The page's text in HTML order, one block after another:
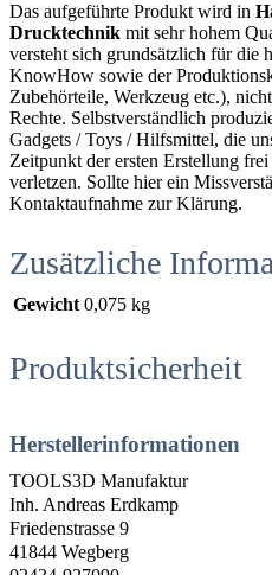
Das aufgeführte Produkt wird in
Drucktechnik mit sehr hohem
versteht sich grundsätzlich für die
KnowHow sowie der
Zubehörteile, Werkzeug etc.),
Rechte. Selbstverständlich
Gadgets / Toys / Hilfsmittel, die
Zeitpunkt der ersten Erstellung
verletzen. Sollte hier ein
Kontaktaufnahme zur Klärung.
Zusätzliche
Gewicht 0,075 kg
Produktsicherheit
Herstellerinformationen
TOOLS3D Manufaktur
Inh. Andreas Erdkamp
Friedenstrasse 9
41844 Wegberg